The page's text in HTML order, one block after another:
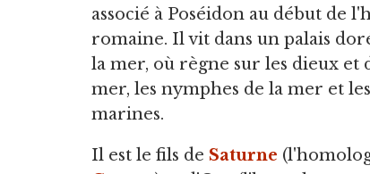
associé à Poséidon au début de
romaine. Il vit dans un palais
la mer, où règne sur les dieux et
mer, les nymphes de la mer et
marines.
Il est le fils de Saturne